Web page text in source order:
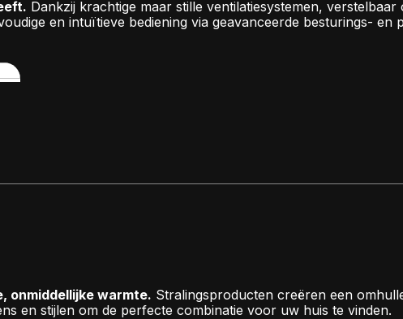
Dankzij krachtige maar stille ventilatiesystemen,
en intuïtieve bediening via geavanceerde besturings- en
onmiddellijke warmte. Stralingsproducten creëren een
en stijlen om de perfecte combinatie voor uw huis te vinden.